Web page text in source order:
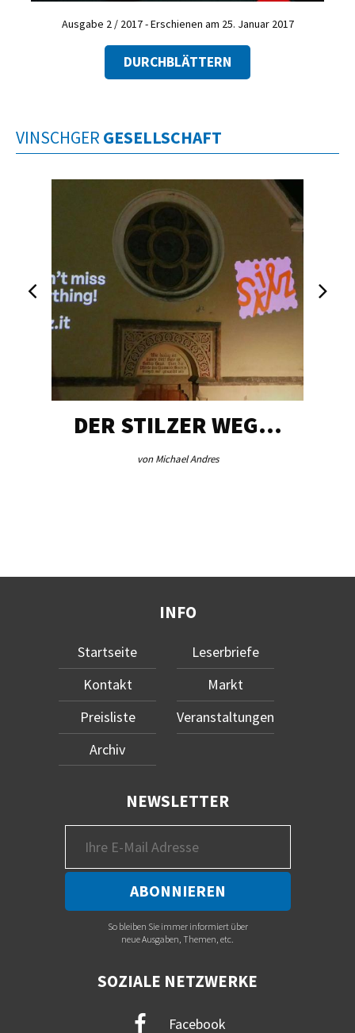
Ausgabe 2 / 2017 - Erschienen am 25. Januar 2017
DURCHBLÄTTERN
VINSCHGER GESELLSCHAFT
DER STILZER WEG…
von Michael Andres
INFO
Startseite
Kontakt
Preisliste
Archiv
Leserbriefe
Markt
Veranstaltungen
NEWSLETTER
So bleiben Sie immer informiert über
neue Ausgaben, Themen, etc.
SOZIALE NETZWERKE
Facebook